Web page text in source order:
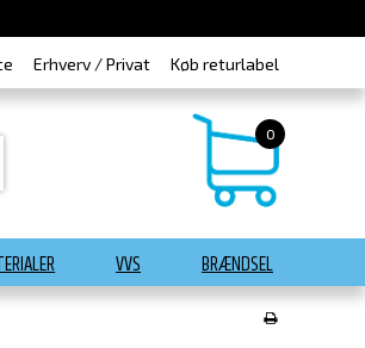
Erhverv / Privat Køb returlabel
0
VVS BRÆNDSEL